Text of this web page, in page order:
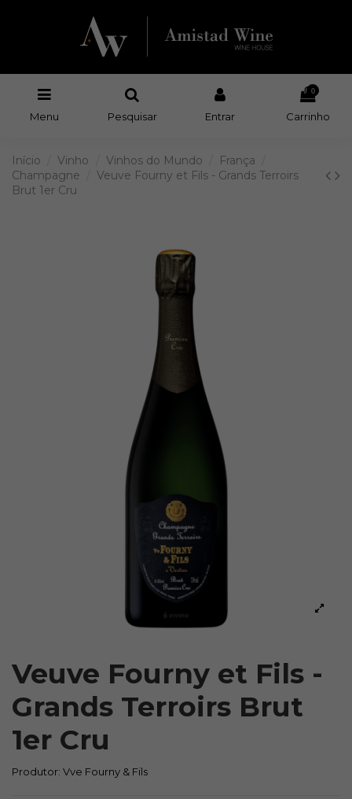
Menu Pesquisar Entrar
0
Carrinho
Início Vinho Vinhos do Mundo
França
Champagne
Veuve Fourny et Fils - Grands Terroirs
Brut 1er Cru
Veuve Fourny et Fils -
Grands Terroirs Brut
1er Cru
Produtor: Vve Fourny & Fils